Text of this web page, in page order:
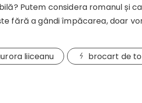
Putem considera romanul și
fără a gândi împăcarea, doar
liiceanu brocart de